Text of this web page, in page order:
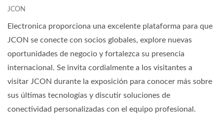
JCON
Electronica proporciona una excelente plataforma para que
JCON se conecte con socios globales, explore nuevas
oportunidades de negocio y fortalezca su presencia
internacional. Se invita cordialmente a los visitantes a
visitar JCON durante la exposición para conocer más sobre
sus últimas tecnologías y discutir soluciones de
conectividad personalizadas con el equipo profesional.